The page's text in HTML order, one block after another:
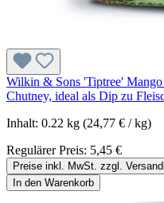
Wilkin & Sons 'Tiptree'
Chutney, ideal als Dip zu
Inhalt: 0.22 kg (24,77 € / kg)
Regulärer Preis: 5,45 €
Preise inkl. MwSt. zzgl.
In den Warenkorb